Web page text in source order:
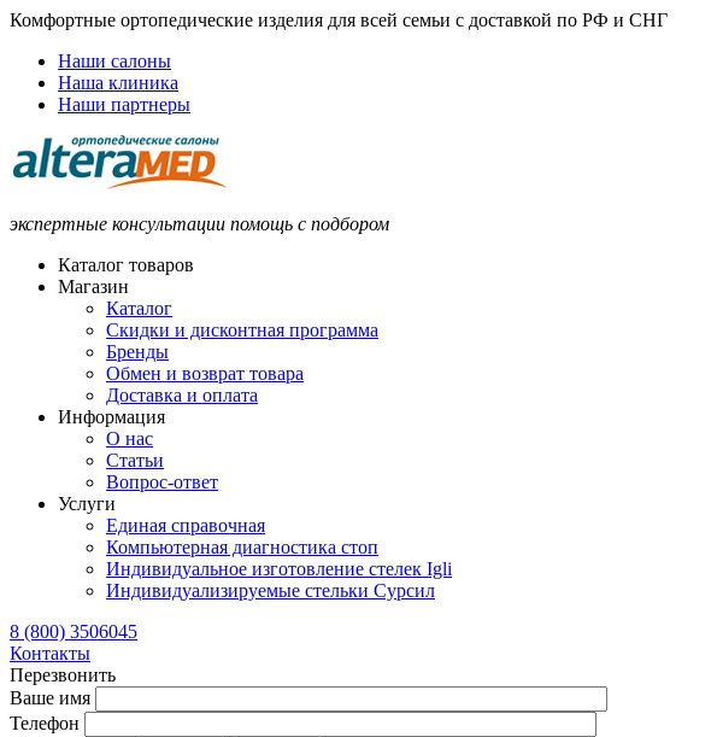
Комфортные ортопедические изделия для всей семьи с доставкой по РФ и СНГ
Наши салоны
Наша клиника
Наши партнеры
экспертные консультации помощь с подбором
Каталог товаров
Магазин
Каталог
Скидки и дисконтная программа
Бренды
Обмен и возврат товара
Доставка и оплата
Информация
О нас
Статьи
Вопрос-ответ
Услуги
Единая справочная
Компьютерная диагностика стоп
Индивидуальное изготовление стелек Igli
Индивидуализируемые стельки Сурсил
8 (800) 3506045
Контакты
Перезвонить
Ваше имя
Телефон